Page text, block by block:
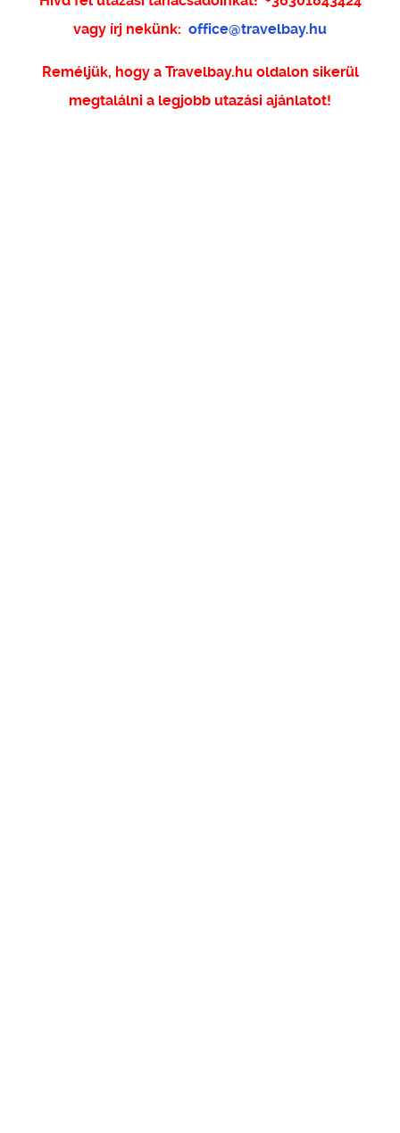
vagy írj nekünk: office@travelbay.hu
Reméljük, hogy a Travelbay.hu oldalon sikerül
megtalálni a legjobb utazási ajánlatot!